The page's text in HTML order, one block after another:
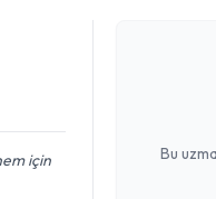
için
Bu